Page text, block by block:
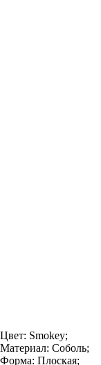
Цвет: Smokey;
Материал: Соболь;
Форма: Плоская;